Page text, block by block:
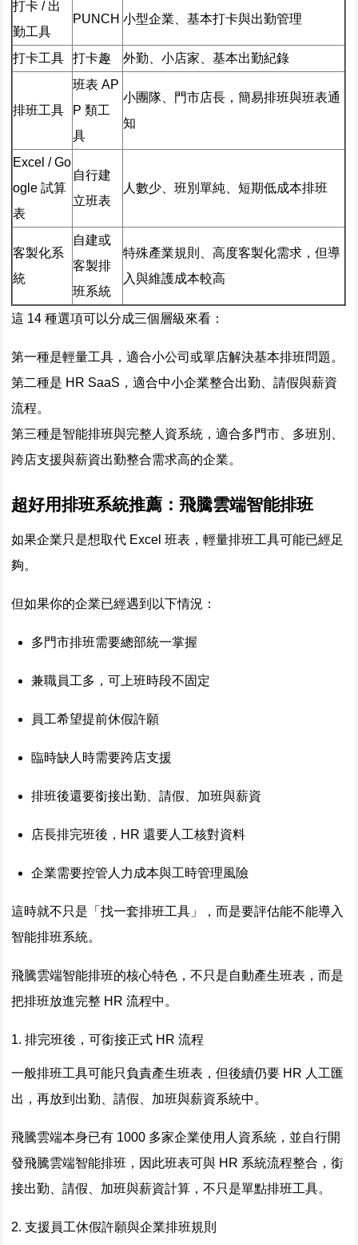
打卡 / 出
勤工具
PUNCH 小型企業、基本打卡與出勤管理
打卡工具 打卡趣 外勤、小店家、基本出勤紀錄
排班工具
班表 AP
P 類工
具
小團隊、門市店長，簡易排班與班表通
知
Excel / Go
ogle 試算
表
自行建
立班表
人數少、班別單純、短期低成本排班
客製化系
統
自建或
客製排
班系統
特殊產業規則、高度客製化需求，但導
入與維護成本較高
這 14 種選項可以分成三個層級來看：
第一種是輕量工具，適合小公司或單店解決基本排班問題。
第二種是 HR SaaS，適合中小企業整合出勤、請假與薪資
流程。
第三種是智能排班與完整人資系統，適合多門市、多班別、
跨店支援與薪資出勤整合需求高的企業。
超好用排班系統推薦：飛騰雲端智能排班
如果企業只是想取代 Excel 班表，輕量排班工具可能已經足
夠。
但如果你的企業已經遇到以下情況：
多門市排班需要總部統一掌握
兼職員工多，可上班時段不固定
員工希望提前休假許願
臨時缺人時需要跨店支援
排班後還要銜接出勤、請假、加班與薪資
店長排完班後，HR 還要人工核對資料
企業需要控管人力成本與工時管理風險
這時就不只是「找一套排班工具」，而是要評估能不能導入
智能排班系統。
飛騰雲端智能排班的核心特色，不只是自動產生班表，而是
把排班放進完整 HR 流程中。
1. 排完班後，可銜接正式 HR 流程
一般排班工具可能只負責產生班表，但後續仍要 HR 人工匯
出，再放到出勤、請假、加班與薪資系統中。
飛騰雲端本身已有 1000 多家企業使用人資系統，並自行開
發飛騰雲端智能排班，因此班表可與 HR 系統流程整合，銜
接出勤、請假、加班與薪資計算，不只是單點排班工具。
2. 支援員工休假許願與企業排班規則